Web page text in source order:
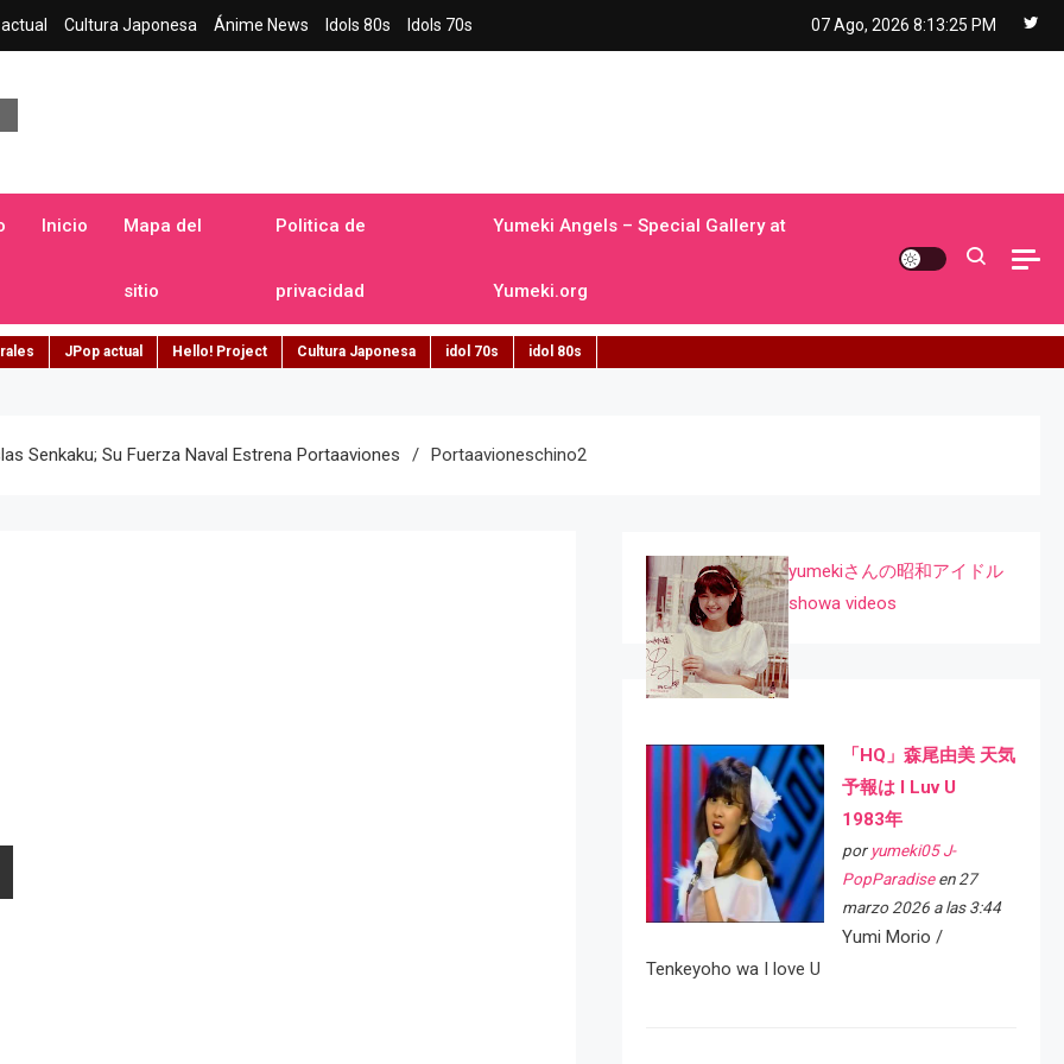
Cultura Japonesa Ánime News Idols 80s Idols 70s 07 Ago, 2026 8:13:26 PM
Inicio Mapa del
sitio
Politica de
privacidad
Yumeki Angels – Special Gallery at
Yumeki.org
JPop actual Hello! Project Cultura Japonesa idol 70s idol 80s
Senkaku; Su Fuerza Naval Estrena Portaaviones Portaavioneschino2
yumekiさんの昭和アイドル
showa videos
「HQ」森尾由美 天気
予報は I Luv U
1983年
por yumeki05 J-
PopParadiseen 27
marzo 2026 a las 3:44
Yumi Morio /
Tenkeyoho wa I love U